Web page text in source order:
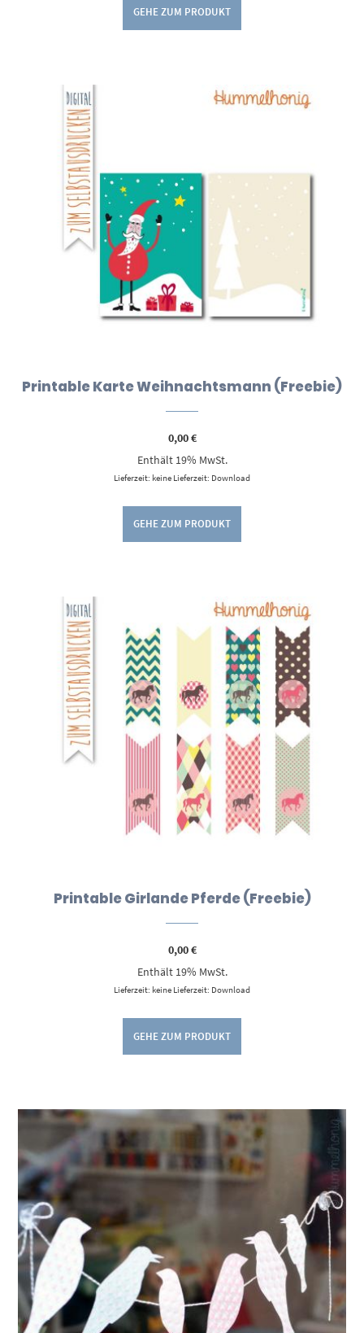
GEHE ZUM PRODUKT
Printable Karte Weihnachtsmann (Freebie)
0,00€
Enthält 19% MwSt.
Lieferzeit: keine Lieferzeit: Download
GEHE ZUM PRODUKT
Printable Girlande Pferde (Freebie)
0,00€
Enthält 19% MwSt.
Lieferzeit: keine Lieferzeit: Download
GEHE ZUM PRODUKT